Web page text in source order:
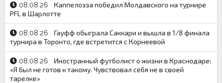
08.08.26
Каппелозза победил Молдавского на турнире
PFL в Шарлотте
08.08.26
Гауфф обыграла Саккари и вышла в 1/8 финала
турнира в Торонто, где встретится с Корнеевой
08.08.26
Иностранный футболист о жизни в Краснодаре:
«Я был не готов к такому. Чувствовал себя не в своей
тарелке»